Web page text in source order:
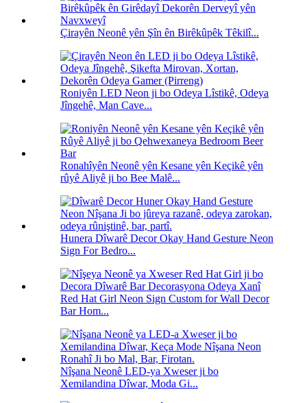
Çirayên Neonê yên Şîn ên Birêkûpêk Têkilî...
Roniyên LED Neon ji bo Odeya Lîstikê, Odeya
Jîngehê, Man Cave...
Ronahîyên Neonê yên Kesane yên Keçikê yên
rûyê Aliyê ji bo Bee Malê...
Hunera Dîwarê Decor Okay Hand Gesture Neon
Sign For Bedro...
Red Hat Girl Neon Sign Custom for Wall Decor
Bar Hom...
Nîşana Neonê LED-ya Xweser ji bo
Xemilandina Dîwar, Moda Gi...